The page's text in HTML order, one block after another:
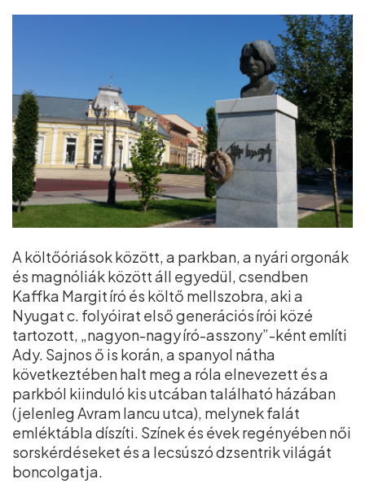
A költőóriások között, a parkban, a nyári orgonák
és magnóliák között áll egyedül, csendben
Kaffka Margit író és költő mellszobra, aki a
Nyugat c. folyóirat első generációs írói közé
tartozott, „nagyon-nagy író-asszony”-ként említi
Ady. Sajnos ő is korán, a spanyol nátha
következtében halt meg a róla elnevezett és a
parkból kiinduló kis utcában található házában
(jelenleg Avram Iancu utca), melynek falát
emléktábla díszíti. Színek és évek regényében női
sorskérdéseket és a lecsúszó dzsentrik világát
boncolgatja.